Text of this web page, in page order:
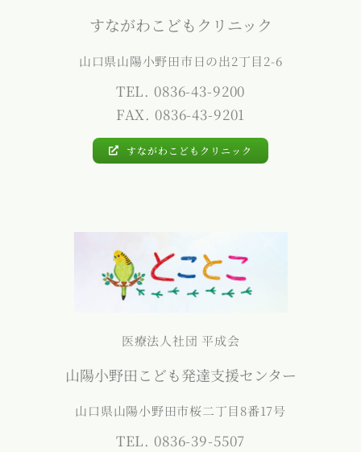
すながわこどもクリニック
山口県山陽小野田市日の出2丁目2-6
TEL. 0836-43-9200
FAX. 0836-43-9201
すながわこどもクリニック
医療法人社団 平成会
山陽小野田こども発達支援センター
山口県山陽小野田市桜二丁目8番17号
TEL. 0836-39-5507